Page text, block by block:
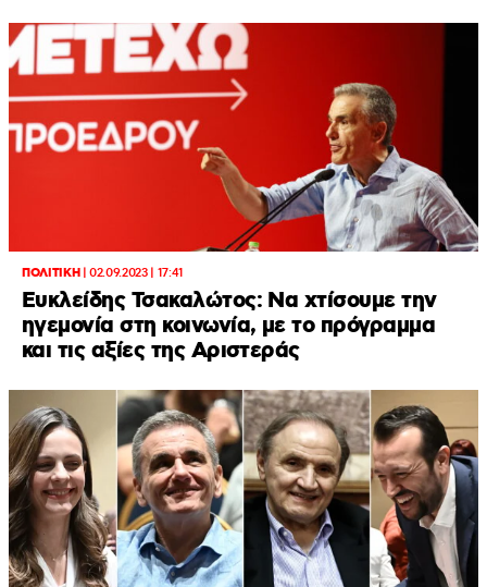
ΠΟΛΙΤΙΚΗ|02.09.2023 | 17:41
Ευκλείδης Τσακαλώτος: Να χτίσουμε την
ηγεμονία στη κοινωνία, με το πρόγραμμα
και τις αξίες της Αριστεράς